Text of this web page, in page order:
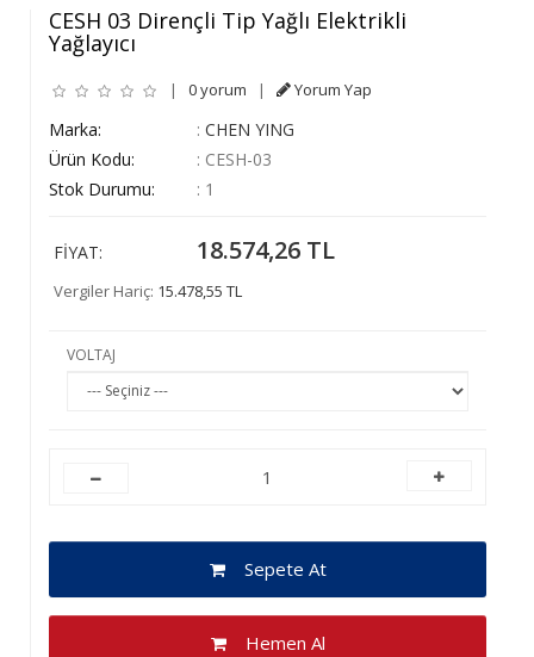
CESH 03 Dirençli Tip Yağlı Elektrikli
Yağlayıcı
| 0 yorum | Yorum Yap
Marka: : CHEN YING
Ürün Kodu:
: CESH-03
Stok Durumu:
: 1
FIYAT: 18.574,26 TL
Vergiler Hariç: 15.478,55 TL
VOLTAJ
Sepete At
Hemen Al